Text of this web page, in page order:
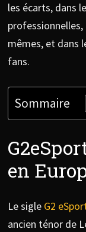
les écarts, dans
mêmes, et dans
fans.
Sommaire
en
Le sigleG2
ancien ténor de